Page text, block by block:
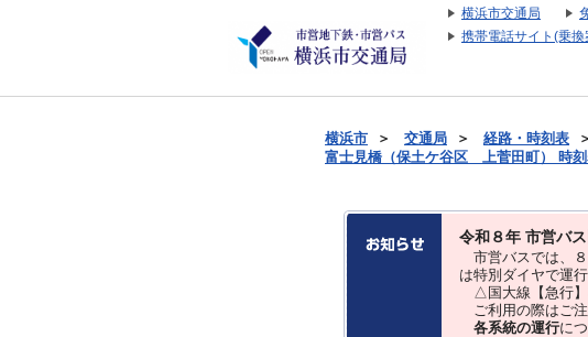
横浜市交通局
携帯電話サイト(乗換
横浜市 ＞ 交通局 ＞ 経路・時刻表
富士見橋（保土ケ谷区 上菅田町） 時刻
令和８年 市営バ
市営バスでは、８
は特別ダイヤで運⾏
△国大線【急行】
ご利用の際はご注
各系統の運行に